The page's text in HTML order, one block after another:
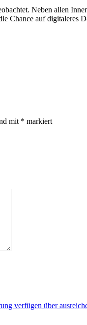
Neben allen
Chance auf digitaleres
mit * markiert